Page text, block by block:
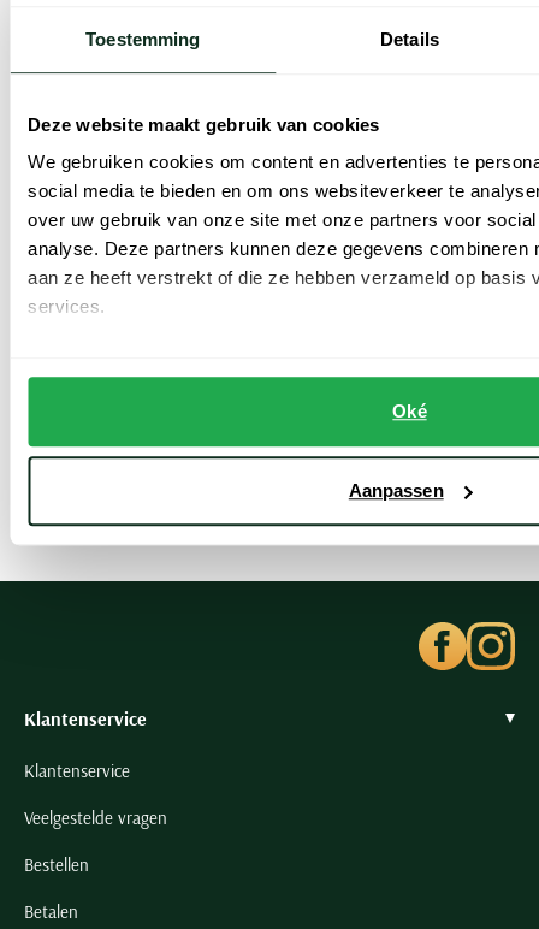
Toestemming Details
Deze website maakt gebruik van cookies
We gebruiken cookies om content en advertenties te
social media te bieden en om ons websiteverkeer te
over uw gebruik van onze site met onze partners voor
analyse. Deze partners kunnen deze gegevens combineren
aan ze heeft verstrekt of die ze hebben verzameld op basis
services.
Oké
Aanpassen
Toevoegen aan favorieten
€ 84,98
Klantenservice
Klantenservice
Veelgestelde vragen
Bestellen
Betalen